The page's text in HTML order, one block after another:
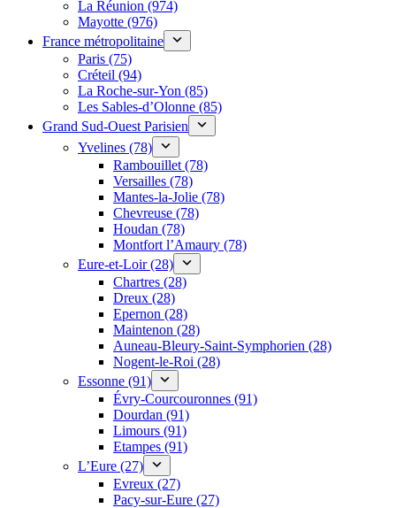
La Réunion (974)
Mayotte (976)
France métropolitaine
Paris (75)
Créteil (94)
La Roche-sur-Yon (85)
Les Sables-d’Olonne (85)
Grand Sud-Ouest Parisien
Yvelines (78)
Rambouillet (78)
Versailles (78)
Mantes-la-Jolie (78)
Chevreuse (78)
Houdan (78)
Montfort l’Amaury (78)
Eure-et-Loir (28)
Chartres (28)
Dreux (28)
Epernon (28)
Maintenon (28)
Auneau-Bleury-Saint-Symphorien (28)
Nogent-le-Roi (28)
Essonne (91)
Évry-Courcouronnes (91)
Dourdan (91)
Limours (91)
Etampes (91)
L’Eure (27)
Evreux (27)
Pacy-sur-Eure (27)